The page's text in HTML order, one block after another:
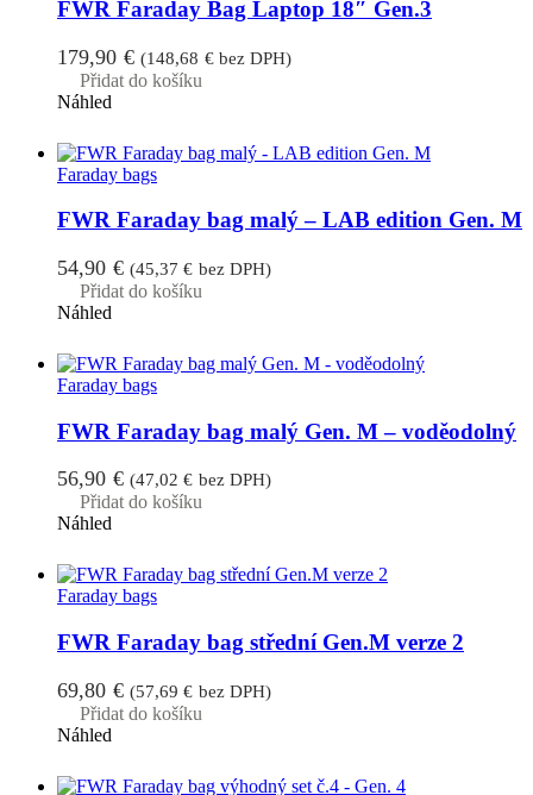
FWR Faraday Bag Laptop 18″ Gen.3
179,90 € (148,68 €bez DPH)
Přidat do košíku
Náhled
Faraday bags
FWR Faraday bag malý – LAB edition Gen. M
54,90 € (45,37€ bez DPH)
Přidat do košíku
Náhled
Faraday bags
FWR Faraday bag malý Gen. M – voděodolný
56,90 € (47,02€ bez DPH)
Přidat do košíku
Náhled
Faraday bags
FWR Faraday bag střední Gen.M verze 2
69,80 € (57,69€ bez DPH)
Přidat do košíku
Náhled